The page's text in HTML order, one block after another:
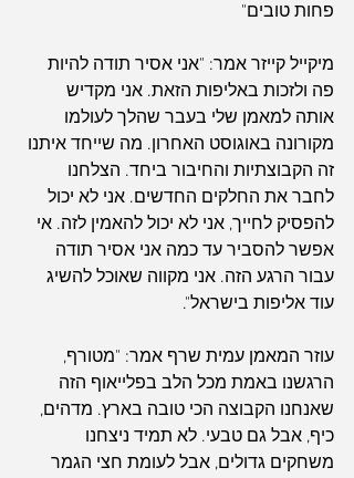
פחות טובים"
מיקייל קייזר אמר: "אני אסיר תודה להיות
פה ולזכות באליפות הזאת. אני מקדיש
אותה למאמן שלי בעבר שהלך לעולמו
מקורונה באוגוסט האחרון. מה שייחד איתנו
זה הקבוצתיות והחיבור ביחד. הצלחנו
לחבר את החלקים החדשים. אני לא יכול
להפסיק לחייך, אני לא יכול להאמין לזה. אי
אפשר להסביר עד כמה אני אסיר תודה
עבור הרגע הזה. אני מקווה שאוכל להשיג
עוד אליפות בישראל".
עוזר המאמן עמית שרף אמר: "מטורף,
הרגשנו באמת מכל הלב בפלייאוף הזה
שאנחנו הקבוצה הכי טובה בארץ. מדהים,
כיף, אבל גם טבעי. לא תמיד ניצחנו
משחקים גדולים, אבל לעומת חצי הגמר